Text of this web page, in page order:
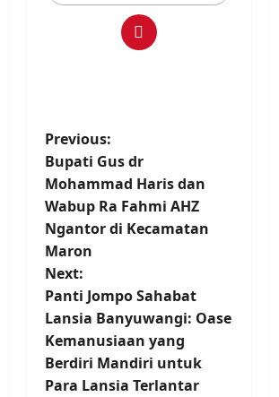
P
o
s
t
n
a
v
Previous:
Bupati Gus dr
Mohammad Haris dan
Wabup Ra Fahmi AHZ
Ngantor di Kecamatan
Maron
Next:
Panti Jompo Sahabat
Lansia Banyuwangi: Oase
Kemanusiaan yang
Berdiri Mandiri untuk
Para Lansia Terlantar